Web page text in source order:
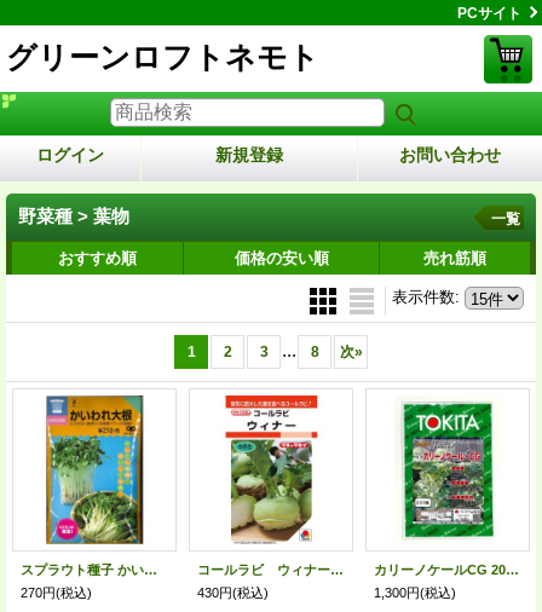
PCサイト
グリーンロフトネモト
ログイン 新規登録 お問い合わせ
野菜種 > 葉物 一覧
おすすめ順 価格の安い順 売れ筋順
表示件数:
1 2 3 ... 8 次»
スプラウト種子 かいわれ大根 30mlスプラウト専用(無消毒種子) 中原採種場(株)
270円(税込)
コールラビ ウィナー 1.3ml タキイ種苗(株) RF
430円(税込)
カリーノケールCG 200粒 トキタ種苗（株）
1,300円(税込)